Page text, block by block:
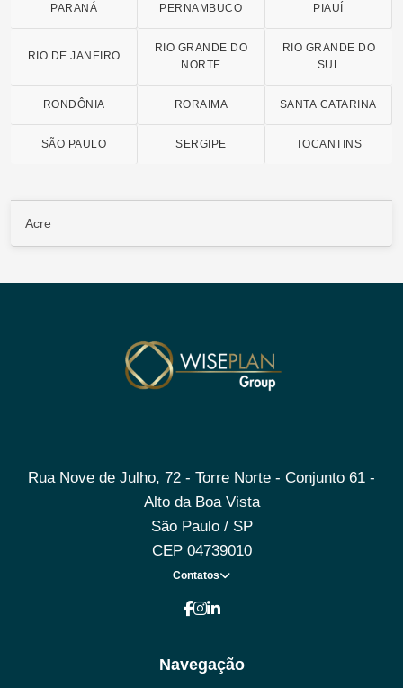
PARANÁ PERNAMBUCO PIAUÍ
RIO DE JANEIRO
RIO GRANDE DO
NORTE
RIO GRANDE DO
SUL
RONDÔNIA RORAIMA SANTA CATARINA
SÃO PAULO SERGIPE TOCANTINS
Acre
Rua Nove de Julho, 72 - Torre Norte - Conjunto 61 -
Alto da Boa Vista
São Paulo / SP
CEP 04739010
Contatos
Navegação